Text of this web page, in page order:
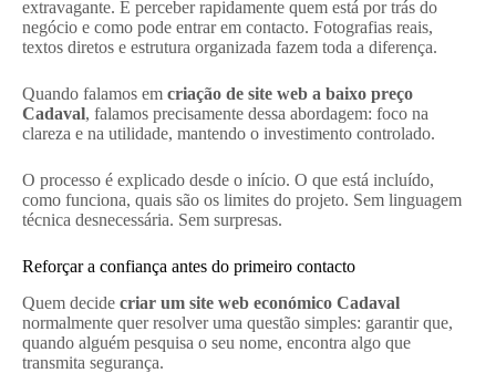
extravagante. É perceber rapidamente quem está por trás do
negócio e como pode entrar em contacto. Fotografias reais,
textos diretos e estrutura organizada fazem toda a diferença.
Quando falamos em criação de site web a baixo preço
Cadaval, falamos precisamente dessa abordagem: foco na
clareza e na utilidade, mantendo o investimento controlado.
O processo é explicado desde o início. O que está incluído,
como funciona, quais são os limites do projeto. Sem linguagem
técnica desnecessária. Sem surpresas.
Reforçar a confiança antes do primeiro contacto
Quem decide criar um site web económico Cadaval
normalmente quer resolver uma questão simples: garantir que,
quando alguém pesquisa o seu nome, encontra algo que
transmita segurança.